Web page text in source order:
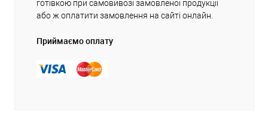
готівкою при самовивозі замовленої продукції
або ж оплатити замовлення на сайті онлайн.
Приймаємо оплату